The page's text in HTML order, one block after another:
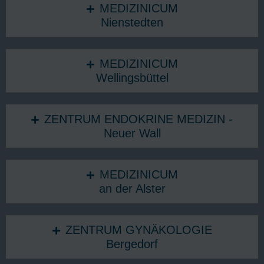
MEDIZINICUM
Nienstedten
MEDIZINICUM
Wellingsbüttel
ZENTRUM ENDOKRINE MEDIZIN -
Neuer Wall
MEDIZINICUM
an der Alster
ZENTRUM GYNÄKOLOGIE
Bergedorf